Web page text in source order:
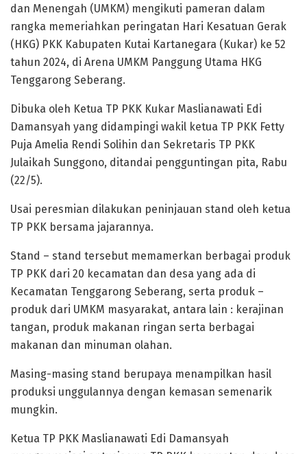
dan Menengah (UMKM) mengikuti pameran dalam
rangka memeriahkan peringatan Hari Kesatuan Gerak
(HKG) PKK Kabupaten Kutai Kartanegara (Kukar) ke 52
tahun 2024, di Arena UMKM Panggung Utama HKG
Tenggarong Seberang.
Dibuka oleh Ketua TP PKK Kukar Maslianawati Edi
Damansyah yang didampingi wakil ketua TP PKK Fetty
Puja Amelia Rendi Solihin dan Sekretaris TP PKK
Julaikah Sunggono, ditandai pengguntingan pita, Rabu
(22/5).
Usai peresmian dilakukan peninjauan stand oleh ketua
TP PKK bersama jajarannya.
Stand – stand tersebut memamerkan berbagai produk
TP PKK dari 20 kecamatan dan desa yang ada di
Kecamatan Tenggarong Seberang, serta produk –
produk dari UMKM masyarakat, antara lain : kerajinan
tangan, produk makanan ringan serta berbagai
makanan dan minuman olahan.
Masing-masing stand berupaya menampilkan hasil
produksi unggulannya dengan kemasan semenarik
mungkin.
Ketua TP PKK Maslianawati Edi Damansyah